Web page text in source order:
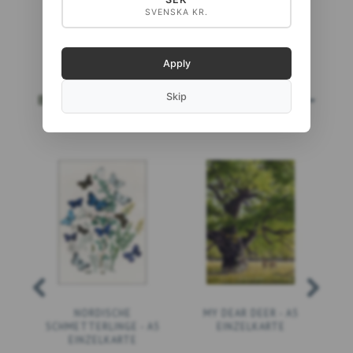
BESTSELLER
NORDISCHE
SCHMETTERLINGE - A5
EINZELKARTE
MY DEAR DEER - A5
EINZELKARTE
SVENSKA KR.
Apply
Skip